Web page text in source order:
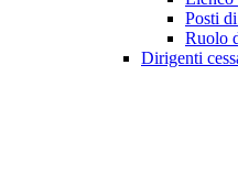
Posti
Ruolo
Dirigenti